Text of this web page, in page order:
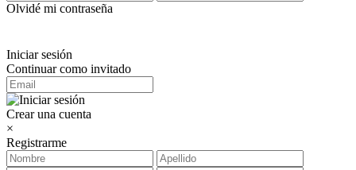
Olvidé mi contraseña
Iniciar sesión
Continuar como invitado
Crear una cuenta
×
Registrarme